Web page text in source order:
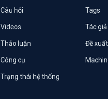
Câu hỏi Tags
Videos Tác giả
Thảo luận Đề
Công cụ
Trạng thái hệ thống